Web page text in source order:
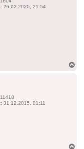
26.02.2020, 21:54
11418
31.12.2015, 01:11